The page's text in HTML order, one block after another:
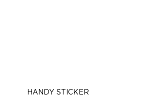
HANDY STICKER